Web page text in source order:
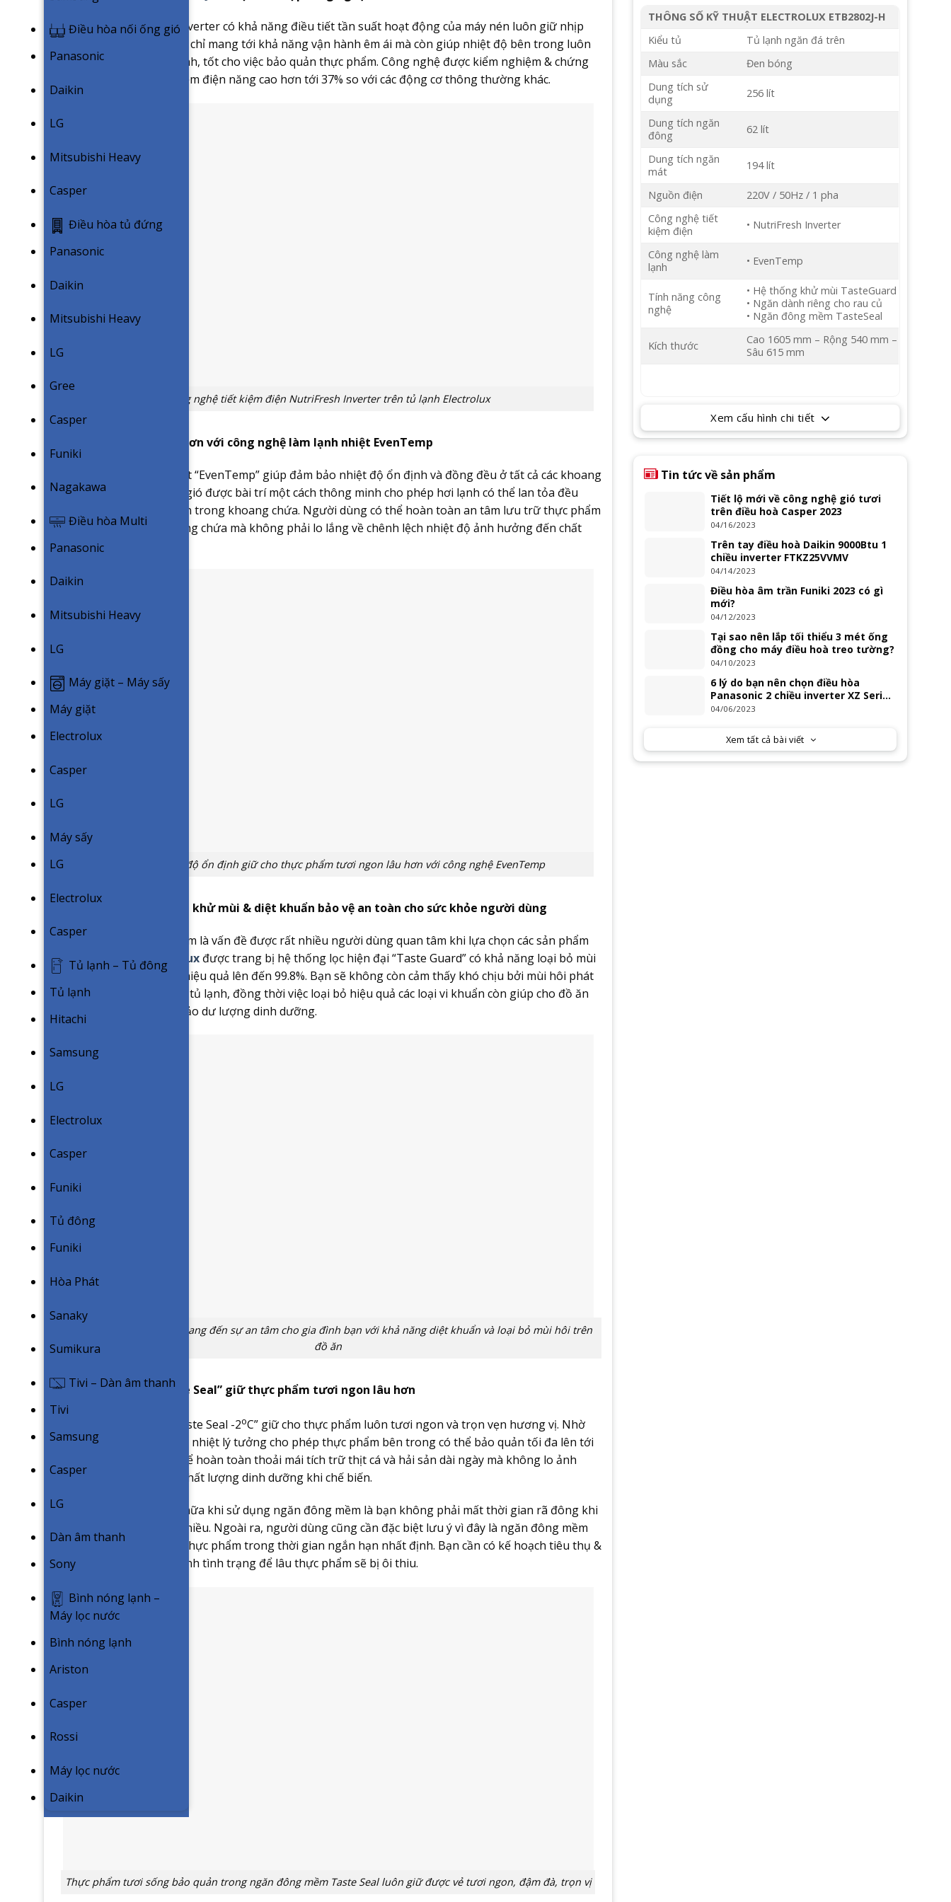
Điều hòa nối ống gió
Panasonic
Daikin
LG
Mitsubishi Heavy
Casper
Điều hòa tủ đứng
Panasonic
Daikin
Mitsubishi Heavy
LG
Gree
Casper
Funiki
Nagakawa
Điều hòa Multi
Panasonic
Daikin
Mitsubishi Heavy
LG
Máy giặt – Máy sấy
Máy giặt
Electrolux
Casper
LG
Máy sấy
LG
Electrolux
Casper
Tủ lạnh – Tủ đông
Tủ lạnh
Hitachi
Samsung
LG
Electrolux
Casper
Funiki
Tủ đông
Funiki
Hòa Phát
Sanaky
Sumikura
Tivi – Dàn âm thanh
Tivi
Samsung
Casper
LG
Dàn âm thanh
Sony
Bình nóng lạnh –
Máy lọc nước
Bình nóng lạnh
Ariston
Casper
Rossi
Máy lọc nước
Daikin
Công nghệ NutriFresh Inverter có khả năng điều tiết tần suất hoạt động của máy nén luôn giữ nhịp
đều đặn. Điều này không chỉ mang tới khả năng vận hành êm ái mà còn giúp nhiệt độ bên trong luôn
được duy trì ở mức ổn định, tốt cho việc bảo quản thực phẩm. Công nghệ được kiểm nghiệm & chứng
minh đạt hiệu quả tiết kiệm điện năng cao hơn tới 37% so với các động cơ thông thường khác.
Công nghệ tiết kiệm điện NutriFresh Inverter trên tủ lạnh Electrolux
Thực phẩm tươi ngon hơn với công nghệ làm lạnh nhiệt EvenTemp
Công nghệ làm lạnh nhiệt “EvenTemp” giúp đảm bảo nhiệt độ ổn định và đồng đều ở tất cả các khoang
chứa. Nhờ hệ thống cửa gió được bài trí một cách thông minh cho phép hơi lạnh có thể lan tỏa đều
khắp mọi ngóc ngách bên trong khoang chứa. Người dùng có thể hoàn toàn an tâm lưu trữ thực phẩm
ở bất cứ đâu trong khoang chứa mà không phải lo lắng về chênh lệch nhiệt độ ảnh hưởng đến chất
lượng đồ ăn.
Đảm bảo nhiệt độ ổn định giữ cho thực phẩm tươi ngon lâu hơn với công nghệ EvenTemp
Taste Guard – Hệ thống khử mùi & diệt khuẩn bảo vệ an toàn cho sức khỏe người dùng
An toàn vệ sinh thực phẩm là vấn đề được rất nhiều người dùng quan tâm khi lựa chọn các sản phẩm
tủ lạnh.
Tủ lạnh Electrolux được trang bị hệ thống lọc hiện đại “Taste Guard” có khả năng loại bỏ mùi
hôi và tiêu diệt vi khuẩn hiệu quả lên đến 99.8%. Bạn sẽ không còn cảm thấy khó chịu bởi mùi hôi phát
sinh từ đồ ăn mỗi khi mở tủ lạnh, đồng thời việc loại bỏ hiệu quả các loại vi khuẩn còn giúp cho đồ ăn
luôn tươi ngon và đảm bảo dư lượng dinh dưỡng.
Công nghệ Taste Guard mang đến sự an tâm cho gia đình bạn với khả năng diệt khuẩn và loại bỏ mùi hôi trên
đồ ăn
Ngăn đông mềm “Taste Seal” giữ thực phẩm tươi ngon lâu hơn
Ngăn cấp đông mềm “Taste Seal -2oC” giữ cho thực phẩm luôn tươi ngon và trọn vẹn hương vị. Nhờ
khả năng duy trì một nền nhiệt lý tưởng cho phép thực phẩm bên trong có thể bảo quản tối đa lên tới
7 ngày. Giờ đây bạn có thể hoàn toàn thoải mái tích trữ thịt cá và hải sản dài ngày mà không lo ảnh
hưởng đến hương vị và chất lượng dinh dưỡng khi chế biến.
Một tiện ích quan trọng nữa khi sử dụng ngăn đông mềm là bạn không phải mất thời gian rã đông khi
nấu ăn, tiện lợi hơn rất nhiều. Ngoài ra, người dùng cũng cần đặc biệt lưu ý vì đây là ngăn đông mềm
nên chỉ có thể bảo quản thực phẩm trong thời gian ngắn hạn nhất định. Bạn cần có kế hoạch tiêu thụ &
sử dụng hợp lý nhằm tránh tình trạng để lâu thực phẩm sẽ bị ôi thiu.
Thực phẩm tươi sống bảo quản trong ngăn đông mềm Taste Seal luôn giữ được vẻ tươi ngon, đậm đà, trọn vị
THÔNG SỐ KỸ THUẬT ELECTROLUX ETB2802J-H
Kiểu tủ
Tủ lạnh ngăn đá trên
Màu sắc
Đen bóng
Dung tích sử
dụng
256 lít
Dung tích ngăn
đông
62 lít
Dung tích ngăn
mát
194 lít
Nguồn điện
220V / 50Hz / 1 pha
Công nghệ tiết
kiệm điện
• NutriFresh Inverter
Công nghệ làm
lạnh
• EvenTemp
Tính năng công
nghệ
• Hệ thống khử mùi TasteGuard
• Ngăn dành riêng cho rau củ
• Ngăn đông mềm TasteSeal
Kích thước
Cao 1605 mm – Rộng 540 mm –
Sâu 615 mm
Xem cấu hình chi tiết
Tin tức về sản phẩm
Tiết lộ mới về công nghệ gió tươi
trên điều hoà Casper 2023
04/16/2023
Trên tay điều hoà Daikin 9000Btu 1
chiều inverter FTKZ25VVMV
04/14/2023
Điều hòa âm trần Funiki 2023 có gì
mới?
04/12/2023
Tại sao nên lắp tối thiểu 3 mét ống
đồng cho máy điều hoà treo tường?
04/10/2023
6 lý do bạn nên chọn điều hòa
Panasonic 2 chiều inverter XZ Series
2023
04/06/2023
Xem tất cả bài viết